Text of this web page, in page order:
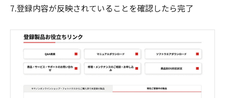
7.登録内容が反映されていることを確認したら完了